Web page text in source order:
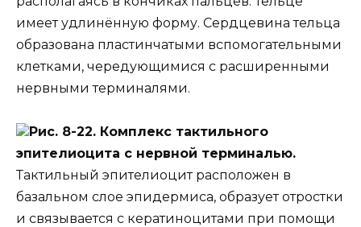
имеет удлинённую форму. Сердцевина тельца
образована пластинчатыми вспомогательными
клетками, чередующимися с расширенными
нервными терминалями.
Рис. 8-22. Комплекс тактильного
эпителиоцита с нервной терминалью.
Тактильный эпителиоцит расположен в
базальном слое эпидермиса, образует отростки
и связывается с кератиноцитами при помощи